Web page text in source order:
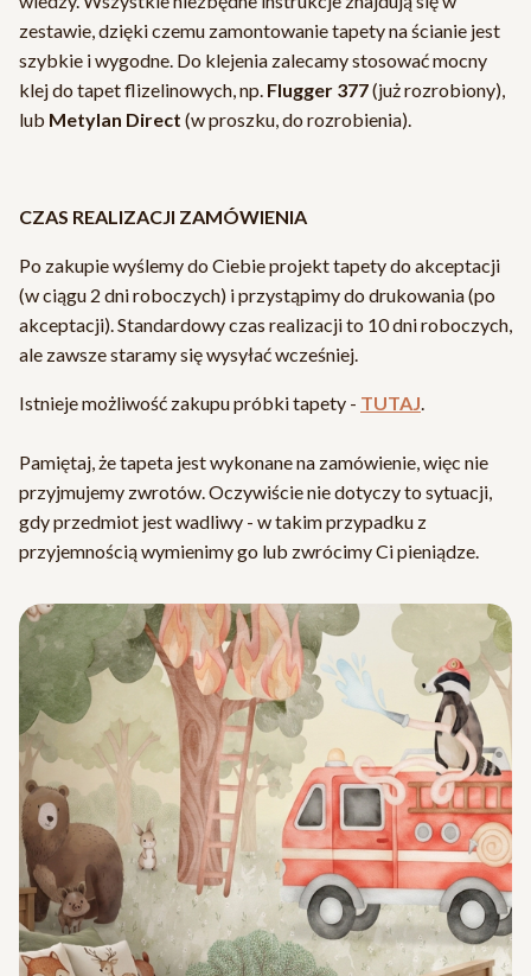
zestawie, dzięki czemu zamontowanie tapety na ścianie jest
szybkie i wygodne. Do klejenia zalecamy stosować mocny
klej do tapet flizelinowych, np. Flugger 377(już rozrobiony),
lub Metylan Direct (w proszku, do rozrobienia).
CZAS REALIZACJI ZAMÓWIENIA
Po zakupie wyślemy do Ciebie projekt tapety do akceptacji
(w ciągu 2 dni roboczych) i przystąpimy do drukowania (po
akceptacji). Standardowy czas realizacji to 10 dni roboczych,
ale zawsze staramy się wysyłać wcześniej.
Istnieje możliwość zakupu próbki tapety - TUTAJ.
Pamiętaj, że tapeta jest wykonane na zamówienie, więc nie
przyjmujemy zwrotów. Oczywiście nie dotyczy to sytuacji,
gdy przedmiot jest wadliwy - w takim przypadku z
przyjemnością wymienimy go lub zwrócimy Ci pieniądze.